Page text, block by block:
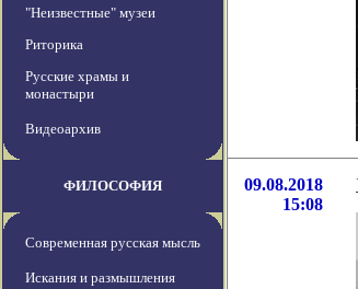
"Неизвестные" музеи
Риторика
Русские храмы и
монастыри
Видеоархив
ФИЛОСОФИЯ
Современная русская мысль
Искания и размышления
09.08.2018
15:08